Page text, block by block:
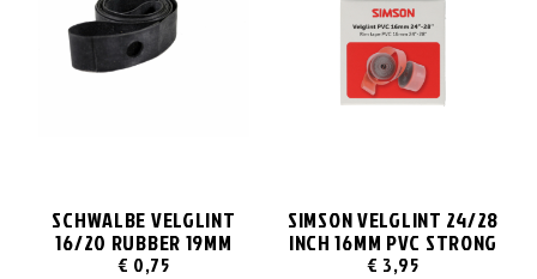
SCHWALBE VELGLINT
16/20 RUBBER 19MM
€ 0,75
SIMSON VELGLINT 24/28
INCH 16MM PVC STRONG
€ 3,95